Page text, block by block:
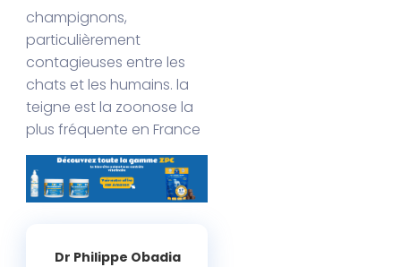
champignons,
particulièrement
contagieuses entre les
chats et les humains. la
teigne est la zoonose la
plus fréquente en France
Dr Philippe Obadia